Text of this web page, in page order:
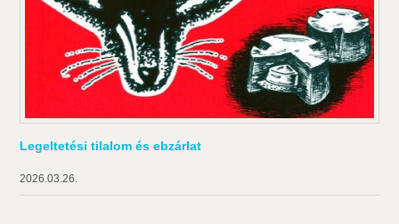
Legeltetési tilalom és ebzárlat
2026.03.26.